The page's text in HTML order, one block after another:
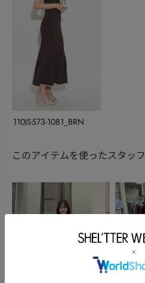
110JS573-1081_BRN
このアイテムを使ったスタッ